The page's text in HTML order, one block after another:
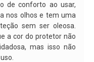
de conforto ao usar,
nos olhos e tem uma
sem ser oleosa.
a cor do protetor não
mas isso não